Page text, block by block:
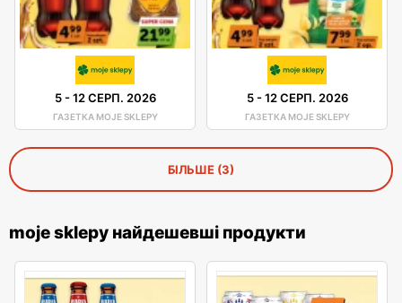
5-12 СЕРП. 2026
ГАЗЕТКА MOJE SKLEPY
5-12 СЕРП. 2026
ГАЗЕТКА MOJE SKLEPY
БІЛЬШЕ (3)
moje sklepy найдешевші продукти